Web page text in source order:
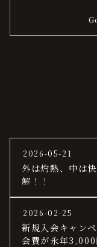
2026-05-21
外は灼熱、中は
解！！
2026-02-25
新規入会キャン
会費が永年3,000